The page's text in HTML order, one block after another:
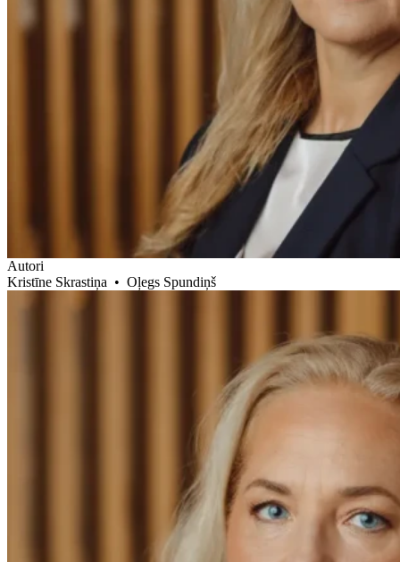
Autori
Kristīne Skrastiņa • Oļegs Spundiņš